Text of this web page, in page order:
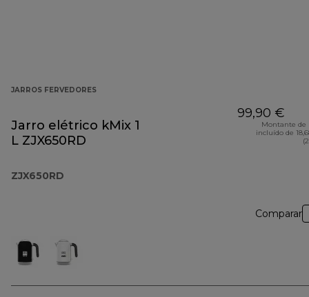
JARROS FERVEDORES
Jarro elétrico kMix 1
L ZJX650RD
ZJX650RD
99,90 €
Montante de
incluído de
Comparar